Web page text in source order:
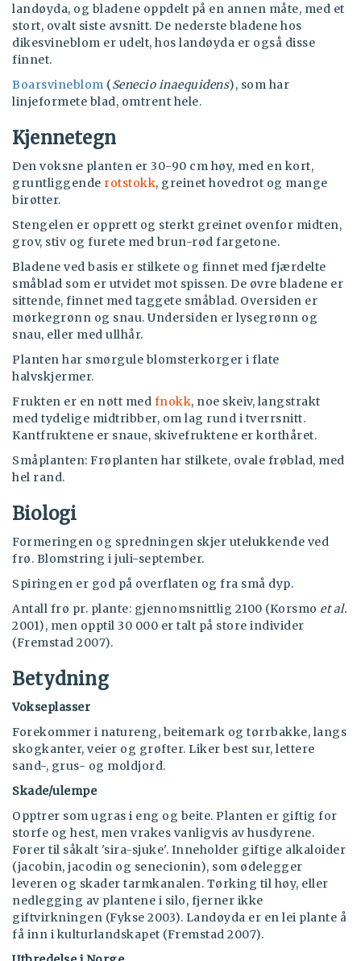
landøyda, og bladene oppdelt på en annen måte, med et
stort, ovalt siste avsnitt. De nederste bladene hos
dikesvineblom er udelt, hos landøyda er også disse
finnet.
Boarsvineblom (Senecio inaequidens), som har
linjeformete blad, omtrent hele.
Kjennetegn
Den voksne planten er 30-90 cm høy, med en kort,
gruntliggende rotstokk, greinet hovedrot og mange
birøtter.
Stengelen er opprett og sterkt greinet ovenfor midten,
grov, stiv og furete med brun-rød fargetone.
Bladene ved basis er stilkete og finnet med fjærdelte
småblad som er utvidet mot spissen. De øvre bladene er
sittende, finnet med taggete småblad. Oversiden er
mørkegrønn og snau. Undersiden er lysegrønn og
snau, eller med ullhår.
Planten har smørgule blomsterkorger i flate
halvskjermer.
Frukten er en nøtt med fnokk, noe skeiv, langstrakt
med tydelige midtribber, om lag rund i tverrsnitt.
Kantfruktene er snaue, skivefruktene er korthåret.
Småplanten: Frøplanten har stilkete, ovale frøblad, med
hel rand.
Biologi
Formeringen og spredningen skjer utelukkende ved
frø. Blomstring i juli-september.
Spiringen er god på overflaten og fra små dyp.
Antall frø pr. plante: gjennomsnittlig 2100 (Korsmo et al.
2001), men opptil 30 000 er talt på store individer
(Fremstad 2007).
Betydning
Vokseplasser
Forekommer i natureng, beitemark og tørrbakke, langs
skogkanter, veier og grøfter. Liker best sur, lettere
sand-, grus- og moldjord.
Skade/ulempe
Opptrer som ugras i eng og beite. Planten er giftig for
storfe og hest, men vrakes vanligvis av husdyrene.
Fører til såkalt 'sira-sjuke'. Inneholder giftige alkaloider
(jacobin, jacodin og senecionin), som ødelegger
leveren og skader tarmkanalen. Tørking til høy, eller
nedlegging av plantene i silo, fjerner ikke
giftvirkningen (Fykse 2003). Landøyda er en lei plante å
få inn i kulturlandskapet (Fremstad 2007).